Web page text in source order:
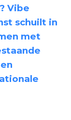
Vibe
schuilt in
met